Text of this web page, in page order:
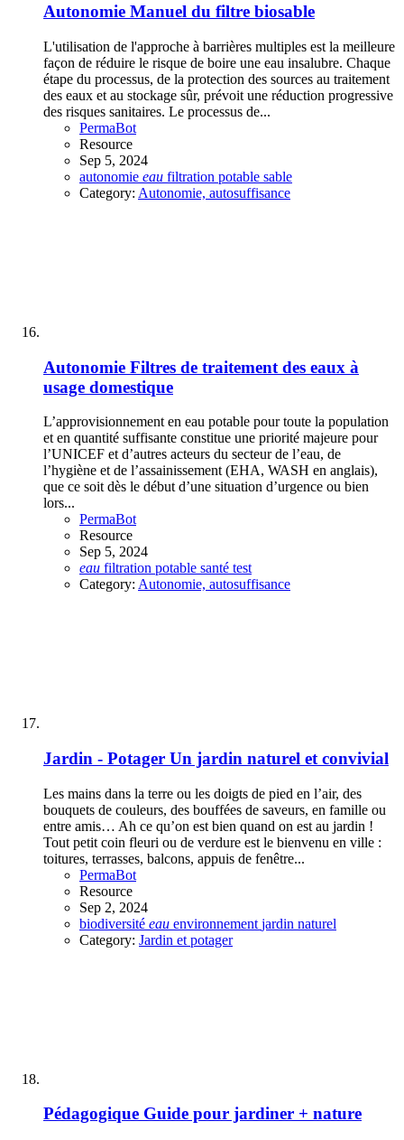
Autonomie Manuel du filtre biosable
L'utilisation de l'approche à barrières multiples est la meilleure
façon de réduire le risque de boire une eau insalubre. Chaque
étape du processus, de la protection des sources au traitement
des eaux et au stockage sûr, prévoit une réduction progressive
des risques sanitaires. Le processus de...
PermaBot
Resource
Sep 5, 2024
autonomie eau filtration potable sable
Category: Autonomie, autosuffisance
Autonomie Filtres de traitement des eaux à
usage domestique
L’approvisionnement en eau potable pour toute la population
et en quantité suffisante constitue une priorité majeure pour
l’UNICEF et d’autres acteurs du secteur de l’eau, de
l’hygiène et de l’assainissement (EHA, WASH en anglais),
que ce soit dès le début d’une situation d’urgence ou bien
lors...
PermaBot
Resource
Sep 5, 2024
eau filtration potable santé test
Category: Autonomie, autosuffisance
Jardin - Potager Un jardin naturel et convivial
Les mains dans la terre ou les doigts de pied en l’air, des
bouquets de couleurs, des bouffées de saveurs, en famille ou
entre amis… Ah ce qu’on est bien quand on est au jardin !
Tout petit coin fleuri ou de verdure est le bienvenu en ville :
toitures, terrasses, balcons, appuis de fenêtre...
PermaBot
Resource
Sep 2, 2024
biodiversité eau environnement jardin naturel
Category: Jardin et potager
Pédagogique Guide pour jardiner + nature